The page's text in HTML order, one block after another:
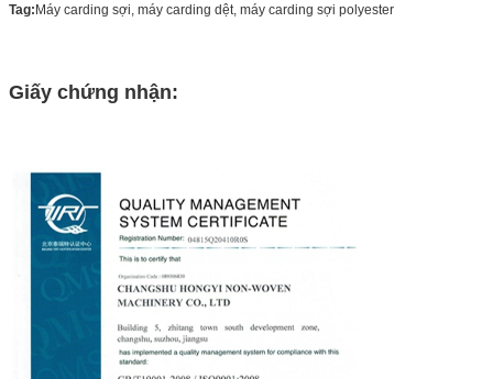
Tag:Máy carding sợi, máy carding dệt, máy carding sợi polyester
Giấy chứng nhận: